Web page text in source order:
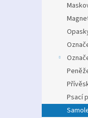
Psací